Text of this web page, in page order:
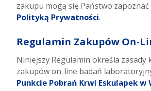
zakupu mogą się Państwo zapoznać
Polityką Prywatności.
Regulamin Zakupów On-
Niniejszy Regulamin określa zasady
zakupów on-line badań
Punkcie Pobrań Krwi Eskulapek w